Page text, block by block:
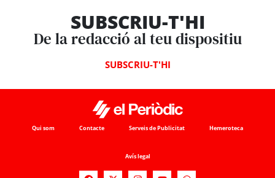
SUBSCRIU-T'HI
De la redacció al teu dispositiu
SUBSCRIU-T'HI
Qui som Contacte Serveis de Publicitat Hemeroteca
Avís legal